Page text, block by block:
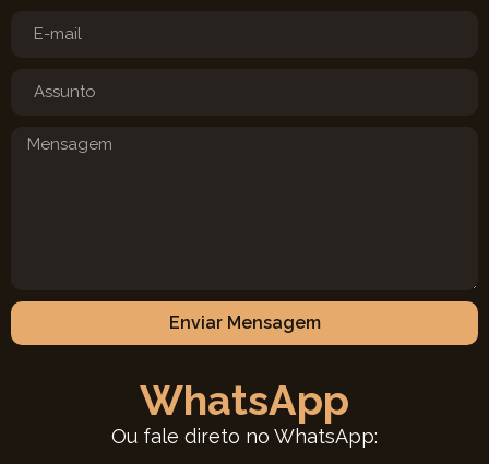
Enviar Mensagem
WhatsApp
Ou fale direto no WhatsApp: